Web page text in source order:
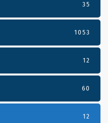
35
1053
12
60
12